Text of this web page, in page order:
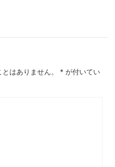
はありません。 * が付いてい